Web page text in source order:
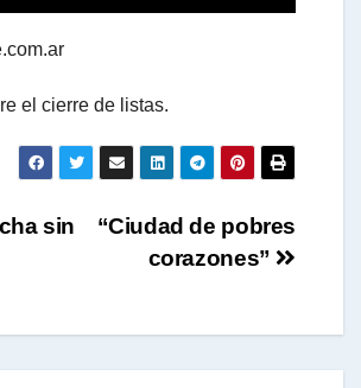
el cierre de listas.
“Ciudad de pobres
corazones”
sin